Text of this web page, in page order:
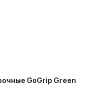
GoGrip Green